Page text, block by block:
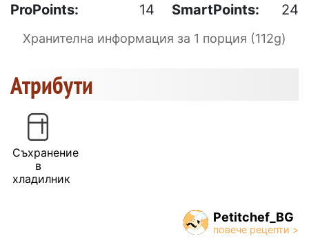
ProPoints:
14 SmartPoints: 24
Хранителна информация за 1 порция (112g)
Атрибути
Съхранение
в
хладилник
Petitchef_BG